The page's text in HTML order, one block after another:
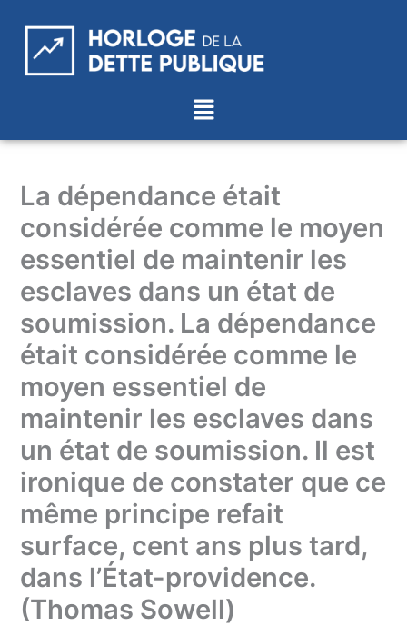
contenu
Menu
La dépendance était
considérée comme le moyen
essentiel de maintenir les
esclaves dans un état de
soumission. La dépendance
était considérée comme le
moyen essentiel de
maintenir les esclaves dans
un état de soumission. Il est
ironique de constater que ce
même principe refait
surface, cent ans plus tard,
dans l’État-providence.
(Thomas Sowell)